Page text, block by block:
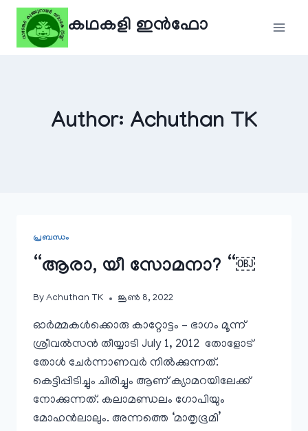
Skip
content
കഥകളി ഇൻഫോ
Author: Achuthan TK
പ്രബന്ധം
“ആരാ, യീ സോമനാ? “￼
By Achuthan TK ജൂൺ 8, 2022
ഓർമ്മകൾക്കൊരു കാറ്റോട്ടം – ഭാഗം മൂന്ന്
ശ്രീവല്‍സന്‍ തീയ്യാടി July 1, 2012 തോളോട്‌
തോള്‍ ചേര്‍ന്നാണവര്‍ നില്‍ക്കുന്നത്‌.
കെട്ടിപ്പിടിച്ചും ചിരിച്ചും ആണ്‌ ക്യാമറയിലേക്ക്‌
നോക്കുന്നത്‌. കലാമണ്ഡലം ഗോപിയും
മോഹന്‍ലാലും. അന്നത്തെ ‘മാതൃഭൂമി’